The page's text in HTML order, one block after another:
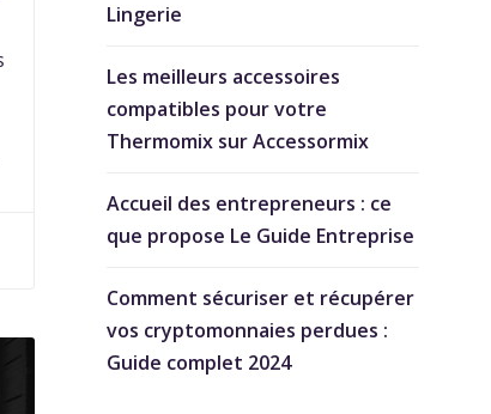
Lingerie
Les meilleurs accessoires
compatibles pour votre
Thermomix sur Accessormix
Accueil des entrepreneurs : ce
que propose Le Guide Entreprise
Comment sécuriser et récupérer
vos cryptomonnaies perdues :
Guide complet 2024